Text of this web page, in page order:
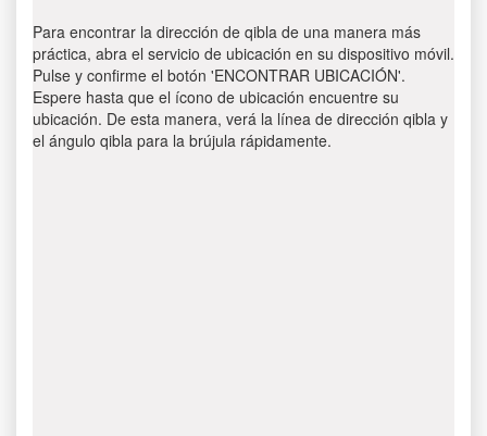
Para encontrar la dirección de qibla de una manera más
práctica, abra el servicio de ubicación en su dispositivo móvil.
Pulse y confirme el botón 'ENCONTRAR UBICACIÓN'.
Espere hasta que el ícono de ubicación encuentre su
ubicación. De esta manera, verá la línea de dirección qibla y
el ángulo qibla para la brújula rápidamente.